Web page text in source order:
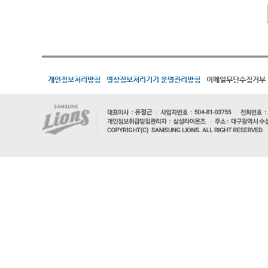
개인정보처리방침 영상정보처리기기 운영관리방침 이메일무단수집거부